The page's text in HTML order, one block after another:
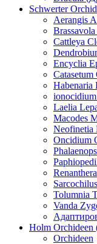
Schwerter
Aerangis
Cattleya
Encyclia
Habenaria
Laelia
Macodes
Neofinetia
Oncidium
Tolumnia
Vanda
Holm Orchideen
Orchideen